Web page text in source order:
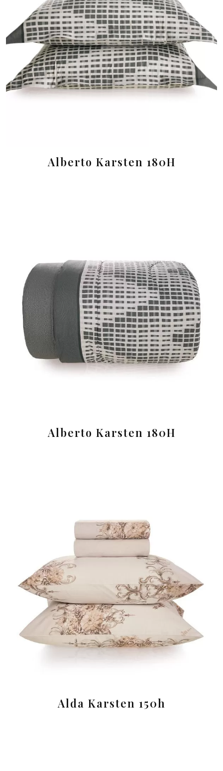
Alberto Karsten 180H
Alberto Karsten 180H
Alda Karsten 150h